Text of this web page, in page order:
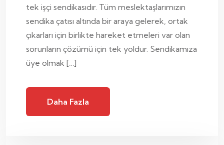
tek işçi sendikasıdır. Tüm meslektaşlarımızın
sendika çatısı altında bir araya gelerek, ortak
çıkarları için birlikte hareket etmeleri var olan
sorunların çözümü için tek yoldur. Sendikamıza
üye olmak […]
Daha Fazla